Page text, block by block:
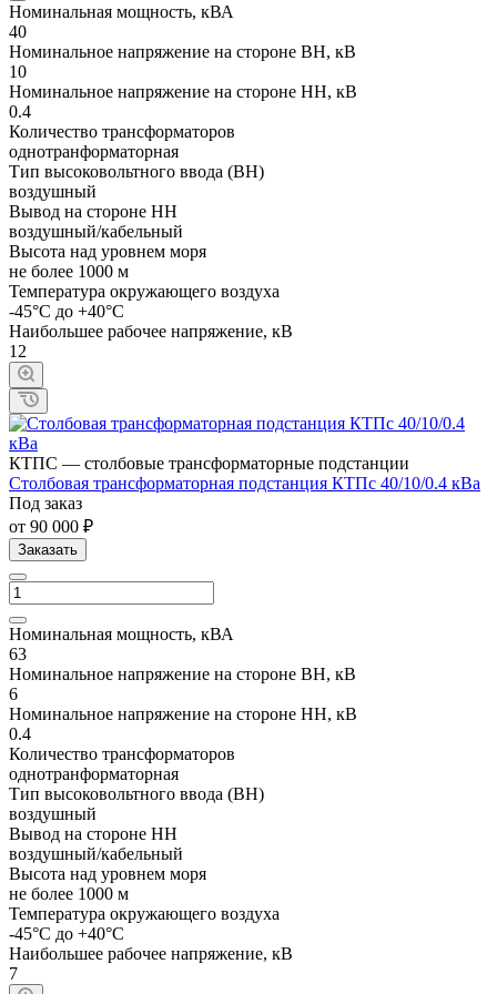
Номинальная мощность, кВА
40
Номинальное напряжение на стороне ВН, кВ
10
Номинальное напряжение на стороне НН, кВ
0.4
Количество трансформаторов
однотранформаторная
Тип высоковольтного ввода (ВН)
воздушный
Вывод на стороне НН
воздушный/кабельный
Высота над уровнем моря
не более 1000 м
Температура окружающего воздуха
-45°С до +40°С
Наибольшее рабочее напряжение, кВ
12
КТПС — столбовые трансформаторные подстанции
Cтолбовая трансформаторная подстанция КТПc 40/10/0.4 кВа
Под заказ
от 90 000 ₽
Заказать
Номинальная мощность, кВА
63
Номинальное напряжение на стороне ВН, кВ
6
Номинальное напряжение на стороне НН, кВ
0.4
Количество трансформаторов
однотранформаторная
Тип высоковольтного ввода (ВН)
воздушный
Вывод на стороне НН
воздушный/кабельный
Высота над уровнем моря
не более 1000 м
Температура окружающего воздуха
-45°С до +40°С
Наибольшее рабочее напряжение, кВ
7